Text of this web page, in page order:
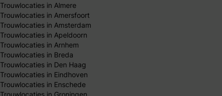
Trouwlocaties in Almere
Trouwlocaties in Amersfoort
Trouwlocaties in Amsterdam
Trouwlocaties in Apeldoorn
Trouwlocaties in Arnhem
Trouwlocaties in Breda
Trouwlocaties in Den Haag
Trouwlocaties in Eindhoven
Trouwlocaties in Enschede